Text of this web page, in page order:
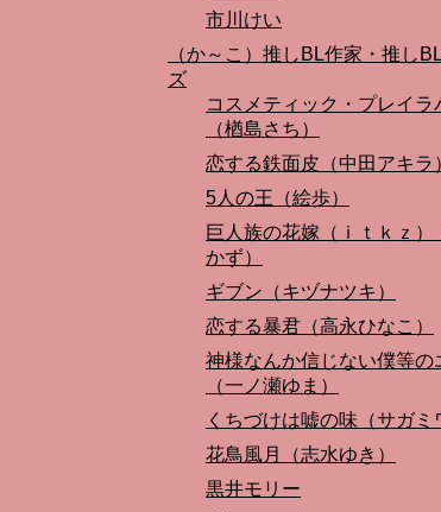
市川けい
（か～こ）推しBL作家・推し
ズ
コスメティック・プレイラ
（楢島さち）
恋する鉄面皮（中田アキラ
5人の王（絵歩）
巨人族の花嫁（ｉｔｋｚ）
かず）
ギブン（キヅナツキ）
恋する暴君（高永ひなこ）
神様なんか信じない僕等の
（一ノ瀬ゆま）
くちづけは嘘の味（サガミ
花鳥風月（志水ゆき）
黒井モリー